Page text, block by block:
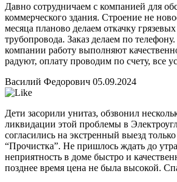
Давно сотрудничаем с компанией для
коммерческого здания. Строение не
месяца планово делаем откачку
трубопровода. Заказ делаем по
компании работу выполняют
радуют, оплату проводим по счету, все
Василий Федорович 05.09.2024
Дети засорили унитаз, обзвонил
ликвидации этой проблемы в
согласились на экстренный выезд только
“Прочистка”. Не пришлось ждать до
неприятность в доме быстро и
позднее время цена не была высокой.